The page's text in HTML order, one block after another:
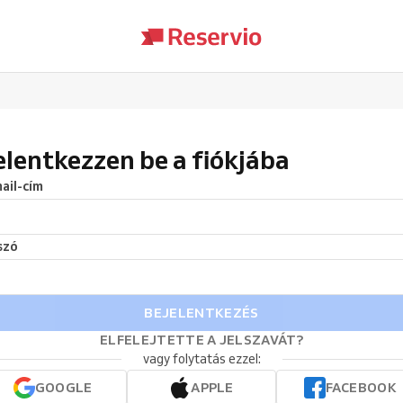
be a fiókjába
cím
BEJELENTKEZÉS
ELFELEJTETTE A JELSZAVÁT?
vagy folytatás ezzel:
GOOGLE
APPLE
FACEBOOK